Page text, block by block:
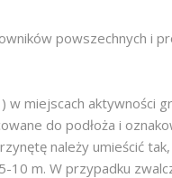
powszechnych i
miejscach aktywności
do podłoża i
należy umieścić
m. W przypadku